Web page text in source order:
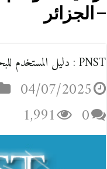
– الجزائر
PNST : دليل المستخدم للبحث في أطروحات الدكتوراه في الجزائر
04/07/2025
0
1,991